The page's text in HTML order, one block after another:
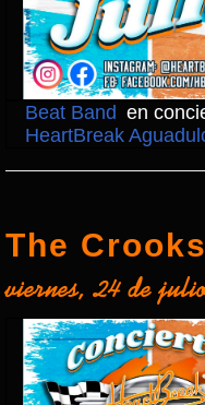
Beat Band en
HeartBreak
The Crooks
viernes, 24 de